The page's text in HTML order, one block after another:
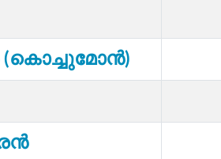
(കൊച്ചുമോൻ)